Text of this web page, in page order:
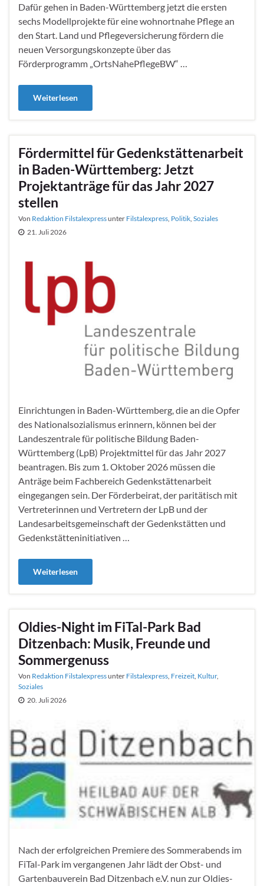
Dafür gehen in Baden-Württemberg jetzt die ersten
sechs Modellprojekte für eine wohnortnahe Pflege an
den Start. Land und Pflegeversicherung fördern die
neuen Versorgungskonzepte über das
Förderprogramm „OrtsNahePflegeBW“ …
Weiterlesen
Fördermittel für Gedenkstättenarbeit
in Baden-Württemberg: Jetzt
Projektanträge für das Jahr 2027
stellen
Von Redaktion Filstalexpressunter Filstalexpress Politik Soziales
21. Juli 2026
Einrichtungen in Baden-Württemberg, die an die Opfer
des Nationalsozialismus erinnern, können bei der
Landeszentrale für politische Bildung Baden-
Württemberg (LpB) Projektmittel für das Jahr 2027
beantragen. Bis zum 1. Oktober 2026 müssen die
Anträge beim Fachbereich Gedenkstättenarbeit
eingegangen sein. Der Förderbeirat, der paritätisch mit
Vertreterinnen und Vertretern der LpB und der
Landesarbeitsgemeinschaft der Gedenkstätten und
Gedenkstätteninitiativen …
Weiterlesen
Oldies-Night im FiTal-Park Bad
Ditzenbach: Musik, Freunde und
Sommergenuss
Von Redaktion Filstalexpressunter Filstalexpress Freizeit Kultur,
Soziales
20. Juli 2026
Nach der erfolgreichen Premiere des Sommerabends im
FiTal-Park im vergangenen Jahr lädt der Obst- und
Gartenbauverein Bad Ditzenbach e.V. nun zur Oldies-